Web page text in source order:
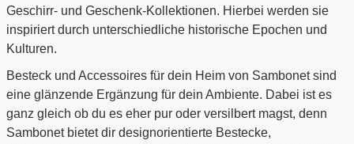
Geschirr- und Geschenk-Kollektionen. Hierbei werden sie
inspiriert durch unterschiedliche historische Epochen und
Kulturen.
Besteck und Accessoires für dein Heim von Sambonet sind
eine glänzende Ergänzung für dein Ambiente. Dabei ist es
ganz gleich ob du es eher pur oder versilbert magst, denn
Sambonet bietet dir designorientierte Bestecke,